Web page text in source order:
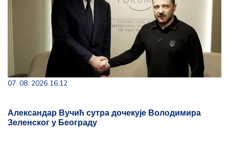
07. 08. 2026 16:12
Александар Вучић сутра дочекује Володимира
Зеленског у Београду